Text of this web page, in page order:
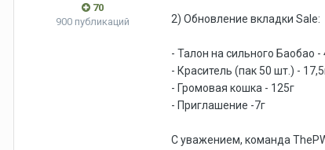
70
900 публикаций
2) Обновление вкладки Sale:
- Талон на сильного Баобао
- Краситель (пак 50 шт.) -
- Громовая кошка - 125г
- Приглашение -7г
С уважением, команда